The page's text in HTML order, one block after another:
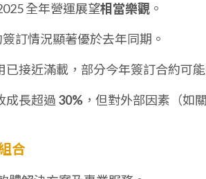
全年營運展望相當樂觀 。
訂情況顯著優於去年同期。
已接近滿載，部分今年簽訂合約可
成長超過 30% ，但對外部因素（如
合